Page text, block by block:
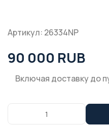
Артикул: 26334NP
90 000 RUB
Включая доставку до